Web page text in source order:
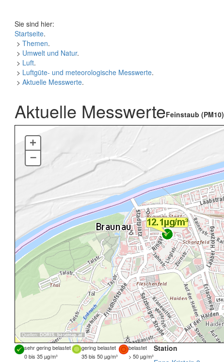
Sie sind hier:
Startseite.
> Themen.
> Umwelt und Natur.
> Luft.
> Luftgüte- und meteorologische Messwerte.
> Aktuelle Messwerte.
Aktuelle MesswerteFeinstaub (PM10)
Quellen: DORIS, basemap.at
+
–
sehr gering belastet gering belastet
belastet
0 bis 35 µg/m³
35 bis 50 µg/m³ > 50 µg/m³
Station